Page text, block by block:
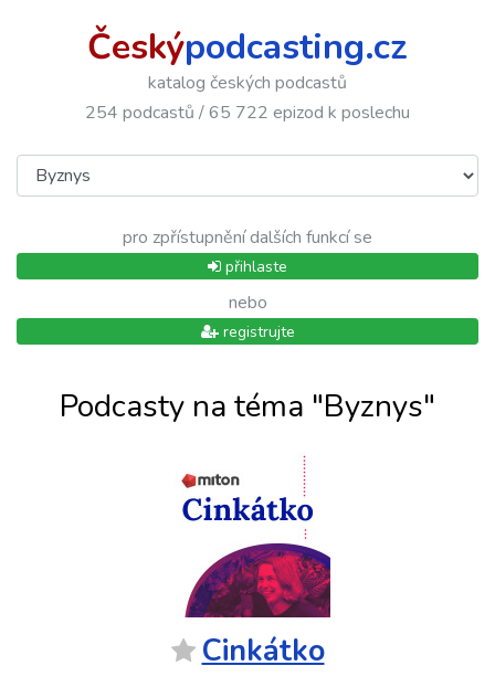
Českýpodcasting.cz
katalog českých podcastů
254 podcastů / 65 722 epizod k poslechu
pro zpřístupnění dalších funkcí se
přihlaste
nebo
registrujte
Podcasty na téma "Byznys"
Cinkátko